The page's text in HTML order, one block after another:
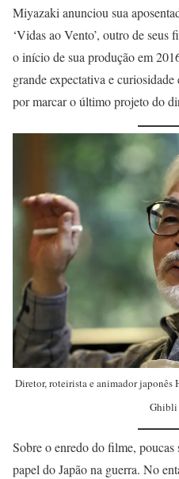
Miyazaki anunciou sua
‘Vidas ao Vento’, outro de seus
o início de sua produção em
grande expectativa e
por marcar o último projeto do
Diretor, roteirista e animador
Ghibli
Sobre o enredo do filme, poucas
papel do Japão na guerra. No